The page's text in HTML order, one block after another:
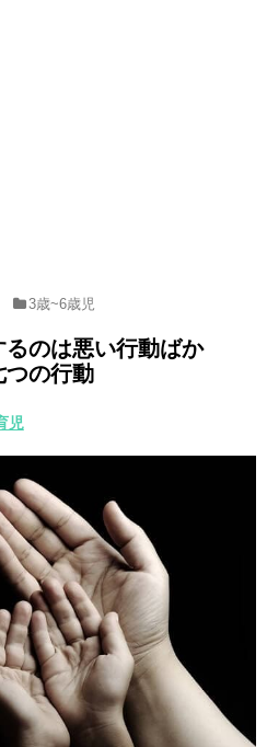
3歳~6歳児
のは悪い行動ばか
つの行動
児